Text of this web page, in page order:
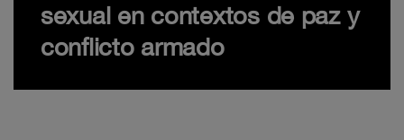
sexual en contextos de paz y
conflicto armado